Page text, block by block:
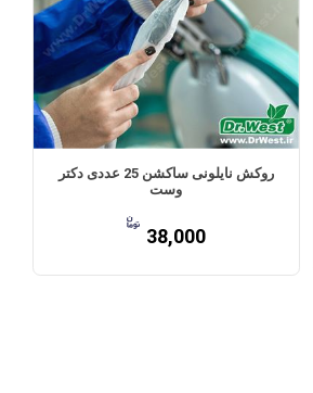
روکش نایلونی ساکشن 25 عددی دکتر
وست
38,000